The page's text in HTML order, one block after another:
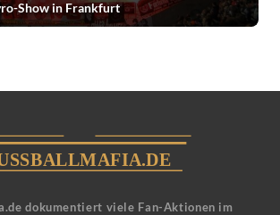
Show in Frankfurt
dokumentiert viele Fan-Aktionen im